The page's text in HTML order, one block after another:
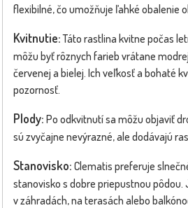
flexibilné, čo umožňuje ľahké obalenie
Kvitnutie:Táto rastlina kvitne počas
môžu byť rôznych farieb vrátane
červenej a bielej. Ich veľkosť a bohaté
pozornosť.
Plody: Po odkvitnutí sa môžu objaviť
sú zvyčajne nevýrazné, ale dodávajú
Stanovisko: Clematis preferuje
stanovisko s dobre priepustnou pôdou.
v záhradách, na terasách alebo